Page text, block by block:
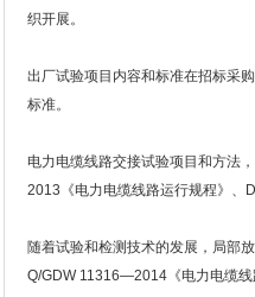
织开展。
出厂试验项目内容和标准在招标采
标准。
电力电缆线路交接试验项目和方法
2013《电力电缆线路运行规程》、
随着试验和检测技术的发展，局部
Q/GDW 11316—2014《电力电缆